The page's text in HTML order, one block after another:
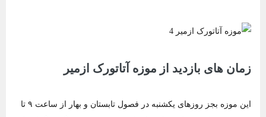
زمان های بازدید از موزه آتاتورک ازمیر
این موزه بجز روزهای یکشنبه در فصول تابستان و بهار از ساعت ۹ تا